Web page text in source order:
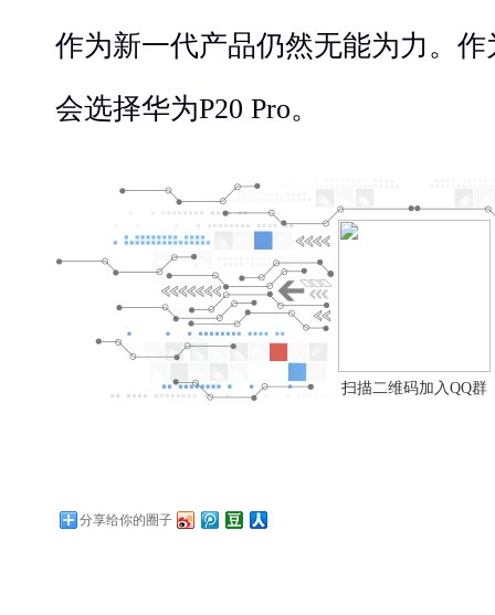
作为新一代产品仍然无能为力。
会选择华为P20 Pro。
扫描二维码加入QQ群
分享给你的圈子